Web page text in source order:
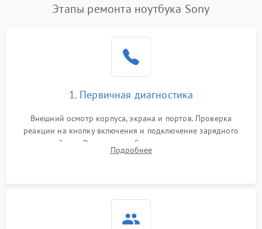
Этапы ремонта ноутбука Sony
1. Первичная диагностика
Внешний осмотр корпуса, экрана и портов. Проверка
реакции на кнопку включения и подключение зарядного
устройства. Оценка потребления тока с помощью
лабораторного блока питания для локализации проблемы.
Подробнее